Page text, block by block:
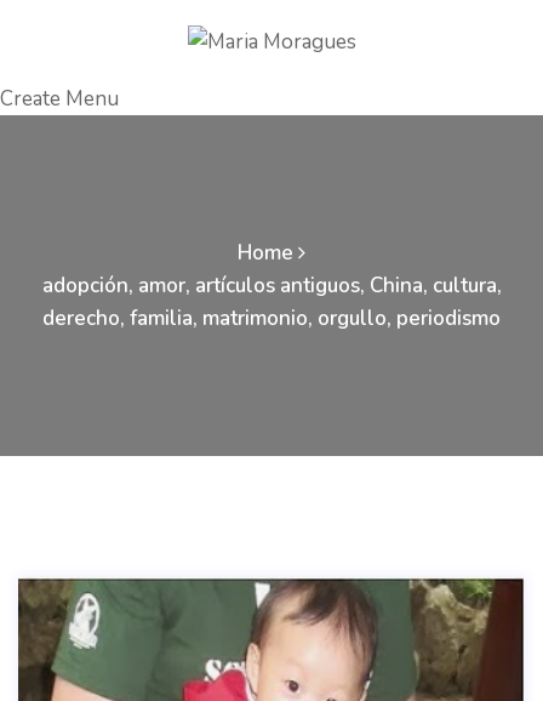
Create Menu
Home
adopción, amor, artículos antiguos, China, cultura,
derecho, familia, matrimonio, orgullo, periodismo